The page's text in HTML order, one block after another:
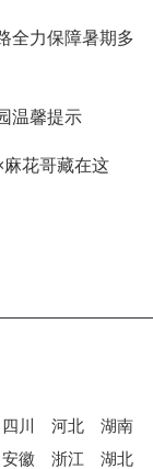
全力保障暑期多
温馨提示
花哥藏在这
四川 河北
湖南
安徽 浙江
湖北